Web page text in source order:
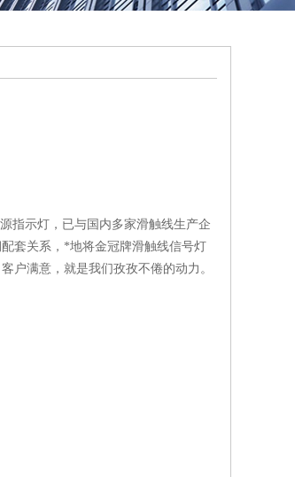
指示灯，已与国内多家滑触线生产企
套关系，*地将金冠牌滑触线信号灯
户满意，就是我们孜孜不倦的动力。